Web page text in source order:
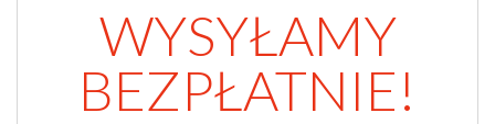
WYSYŁAMY
BEZPŁATNIE!